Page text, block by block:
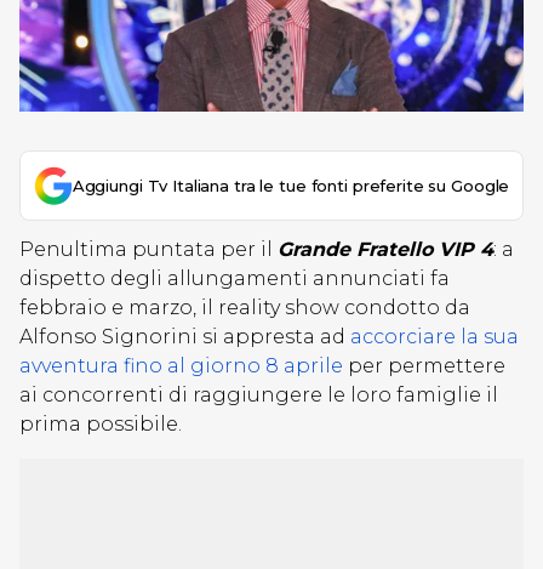
Aggiungi Tv Italiana tra le tue fonti preferite su Google
Penultima puntata per il Grande Fratello VIP 4: a
dispetto degli allungamenti annunciati fa
febbraio e marzo, il reality show condotto da
Alfonso Signorini si appresta ad accorciare la sua
avventura fino al giorno 8 aprile per permettere
ai concorrenti di raggiungere le loro famiglie il
prima possibile.